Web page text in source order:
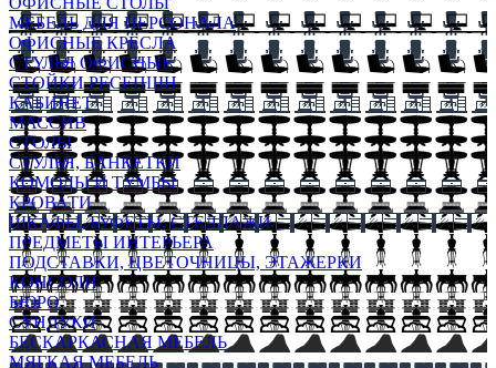
МЕБЕЛЬ ДЛЯ ПЕРСОНАЛА
ОФИСНЫЕ КРЕСЛА
СТУЛЬЯ ОФИСНЫЕ
СТОЙКИ РЕСЕПШН
КАБИНЕТ
МАССИВ
СТОЛЫ
СТУЛЬЯ, БАНКЕТКИ
КОМОДЫ И ТУМБЫ
КРОВАТИ
ШКАФЫ, БУФЕТЫ, СТЕЛЛАЖИ
ПРЕДМЕТЫ ИНТЕРЬЕРА
ПОДСТАВКИ, ЦВЕТОЧНИЦЫ, ЭТАЖЕРКИ
КОНСОЛИ
БЮРО
СУНДУКИ
БЕСКАРКАСНАЯ МЕБЕЛЬ
МЯГКАЯ МЕБЕЛЬ